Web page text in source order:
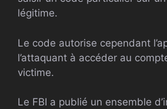
légitime.
Le code autorise cependant
l’attaquant à accéder au
victime.
Le FBI a publié un ensemble